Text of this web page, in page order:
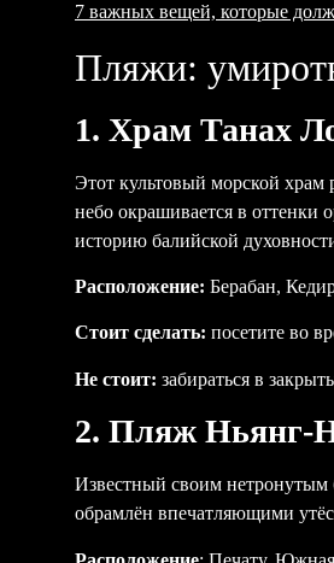
7 важных вещей, которые
Пляжи:
1. Храм Танах
Этот культовый морской
небо окрашивается в оттенки
историю балийской
Расположение: Берабан,
Стоит сделать: посетите во
Не стоит: забираться в
2. Пляж Ньянг-
Известный своим
обрамлён впечатляющими